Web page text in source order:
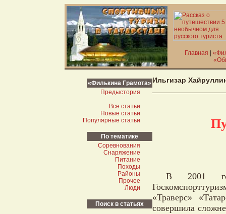
Главная
«Филькина Грамота»
Предыстория
Все статьи
Новые статьи
Популярные статьи
По тематике
Соревнования
Снаряжение
Питание
Походы
Районы
Прочее
Люди
Поиск в статьях
Ильгизар
В 2001
«Траверс»
совершила